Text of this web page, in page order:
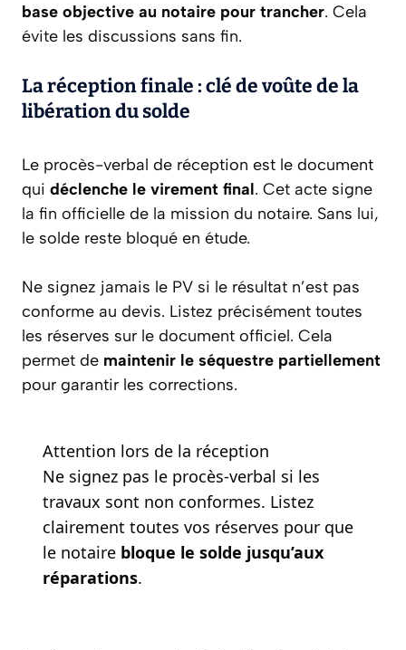
base objective au notaire pour trancher. Cela
évite les discussions sans fin.
La réception finale : clé de voûte de la
libération du solde
Le procès-verbal de réception est le document
qui déclenche le virement final. Cet acte signe
la fin officielle de la mission du notaire. Sans lui,
le solde reste bloqué en étude.
Ne signez jamais le PV si le résultat n’est pas
conforme au devis. Listez précisément toutes
les réserves sur le document officiel. Cela
permet de maintenir le séquestre partiellement
pour garantir les corrections.
Attention lors de la réception
Ne signez pas le procès-verbal si les
travaux sont non conformes. Listez
clairement toutes vos réserves pour que
le notaire bloque le solde jusqu’aux
réparations.